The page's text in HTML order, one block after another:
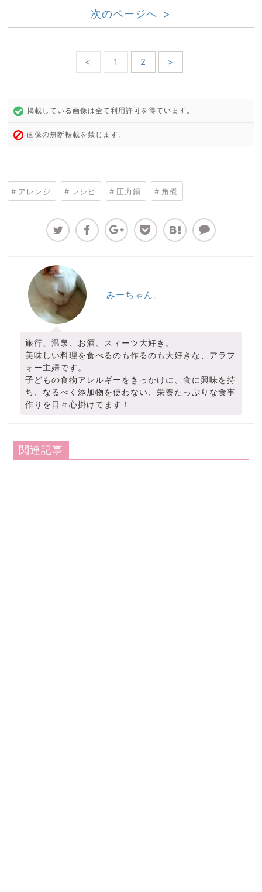
次のページへ >
< 1 2 >
掲載している画像は全て利用許可を得ています。
画像の無断転載を禁じます。
アレンジ レシピ 圧力鍋 角煮
みーちゃん。
旅行、温泉、お酒、スィーツ大好き。
美味しい料理を食べるのも作るのも大好きな、アラフ
ォー主婦です。
子どもの食物アレルギーをきっかけに、食に興味を持
ち、なるべく添加物を使わない、栄養たっぷりな食事
作りを日々心掛けてます！
関連記事